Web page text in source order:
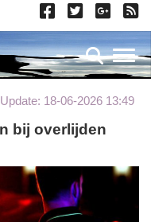
Update: 18-06-2026 13:49